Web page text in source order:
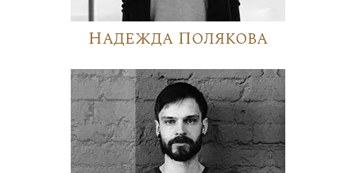
Надежда Полякова